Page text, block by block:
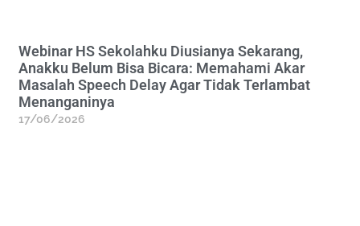
Webinar HS Sekolahku Diusianya Sekarang,
Anakku Belum Bisa Bicara: Memahami Akar
Masalah Speech Delay Agar Tidak Terlambat
Menanganinya
17/06/2026